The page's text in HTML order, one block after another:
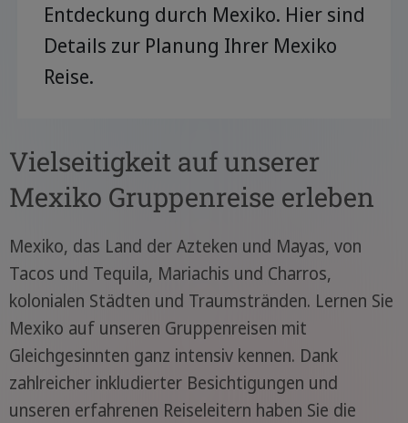
Entdeckung durch Mexiko. Hier sind
Details zur Planung Ihrer Mexiko
Reise.
Vielseitigkeit auf unserer
Mexiko Gruppenreise erleben
Mexiko, das Land der Azteken und Mayas, von
Tacos und Tequila, Mariachis und Charros,
kolonialen Städten und Traumstränden. Lernen Sie
Mexiko auf unseren Gruppenreisen mit
Gleichgesinnten ganz intensiv kennen. Dank
zahlreicher inkludierter Besichtigungen und
unseren erfahrenen Reiseleitern haben Sie die